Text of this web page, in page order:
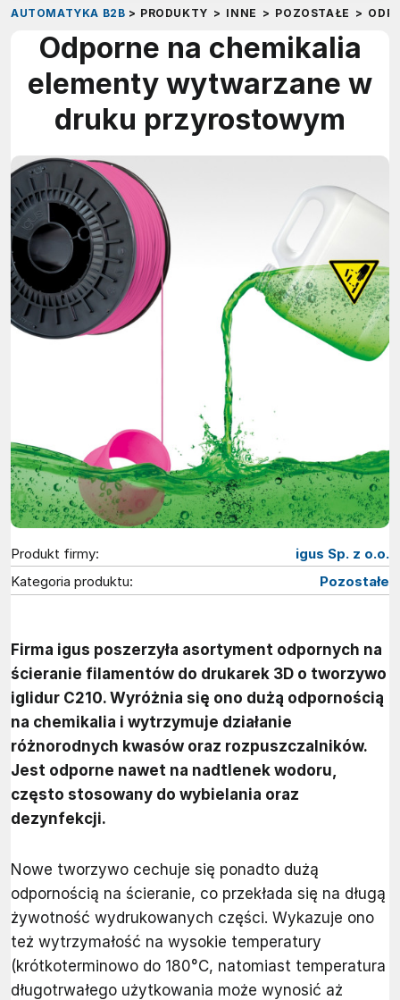
AUTOMATYKA B2B > PRODUKTY > INNE > POZOSTAŁE >
Odporne na chemikalia
elementy wytwarzane w
druku przyrostowym
Produkt firmy:
igus Sp. z o.o.
Kategoria produktu:
Pozostałe
Firma igus poszerzyła asortyment odpornych na
ścieranie filamentów do drukarek 3D o tworzywo
iglidur C210. Wyróżnia się ono dużą odpornością
na chemikalia i wytrzymuje działanie
różnorodnych kwasów oraz rozpuszczalników.
Jest odporne nawet na nadtlenek wodoru,
często stosowany do wybielania oraz
dezynfekcji.
Nowe tworzywo cechuje się ponadto dużą
odpornością na ścieranie, co przekłada się na długą
żywotność wydrukowanych części. Wykazuje ono
też wytrzymałość na wysokie temperatury
(krótkoterminowo do 180°C, natomiast temperatura
długotrwałego użytkowania może wynosić aż